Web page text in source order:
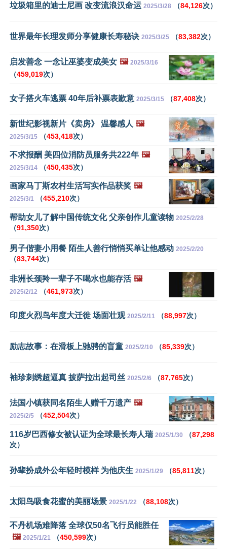
垃圾箱里的迪士尼画 改变流浪汉命运 2025/3/28 （84,126次）
世界最年长理发师分享健康长寿秘诀 2025/3/25 （83,382次）
启发善念 一念让巫婆变成美女 🖼️ 2025/3/16
（459,019次）
女子搭火车逃票 40年后补票表歉意 2025/3/15 （87,408次）
新世纪影视新片《卖房》 温馨感人 🖼️
2025/3/15 （453,418次）
不求报酬 美四位消防员服务共222年 🖼️
2025/3/14 （450,435次）
画家马丁斯农村生活写实作品获奖 🖼️
2025/3/1 （455,210次）
帮助女儿了解中国传统文化 父亲创作儿童读物 2025/2/28
（91,350次）
男子偕妻小用餐 陌生人善行悄悄买单让他感动 2025/2/20
（83,744次）
非洲长颈羚一辈子不喝水也能存活 🖼️
2025/2/12 （461,973次）
印度火烈鸟年度大迁徙 场面壮观 2025/2/11 （88,997次）
励志故事：在滑板上驰骋的盲童 2025/2/10 （85,339次）
袖珍刺绣超逼真 披萨拉出起司丝 2025/2/6 （87,765次）
法国小镇获同名陌生人赠千万遗产 🖼️
2025/2/5 （452,504次）
116岁巴西修女被认证为全球最长寿人瑞 2025/1/30 （87,298
次）
孙辈扮成外公年轻时模样 为他庆生 2025/1/29 （85,811次）
太阳鸟吸食花蜜的美丽场景 2025/1/22 （88,108次）
不丹机场难降落 全球仅50名飞行员能胜任
🖼️ 2025/1/21 （450,599次）